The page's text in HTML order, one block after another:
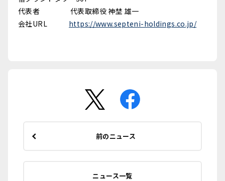
代表者 代表取締役 神埜 雄一
会社URL https://www.septeni-holdings.co.jp/
前のニュース
ニュース一覧